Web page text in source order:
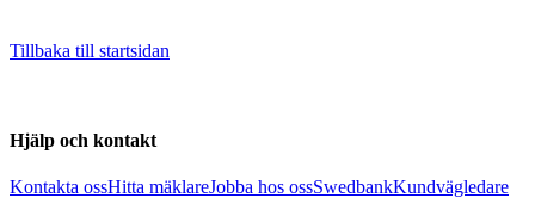
Tillbaka till startsidan
Hjälp och kontakt
Kontakta ossHitta mäklareJobba hos ossSwedbankKundvägledare